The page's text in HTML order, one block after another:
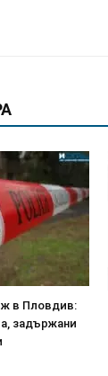
в Пловдив:
задържани